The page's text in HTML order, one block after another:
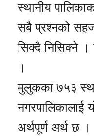
स्थानीय
सबै प्रश्नको
सिक्दै निसिक्ने ।
।
मुलुकका ७५३
नगरपालिकालाई
अर्थपूर्ण अर्थ छ